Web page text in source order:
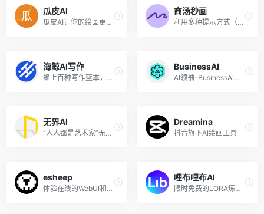
瓜皮AI
瓜皮AI让你的绘画更流畅 优质的绘画创作都集中在这里 纵享 Midjourney 核心绘画功能 面向专业领域的 AI 绘图工具，快速激发你的想象力与创造力
商汤秒画
利用多种提示方式（文本和图像），结合精准控制和风格模型，随时随地生成你需要的图像和设计资产。
海鲸AI写作
聚上百种写作蓝本，激发创意之火，AI让工作效率飞跃升级
BusinessAI
AI领袖-BusinessAI引领人工智能时代的革新者
无界AI
“人人都是艺术家”无界AI是国内领先的AIGC内容创作平台，致力于为国内用户提供更加简洁易用、模型更加丰富的AIGC绘画工具。
Dreamina
抖音旗下AI绘画工具
esheep
体验在线的WebUI和ComfyUI 提供最全的AI绘画工具
哩布哩布AI
限时免费的LORA炼丹炉!更全、更热门的素材,为所有AI绘画者提供更得心应手的平台,持续深耕专业领域。